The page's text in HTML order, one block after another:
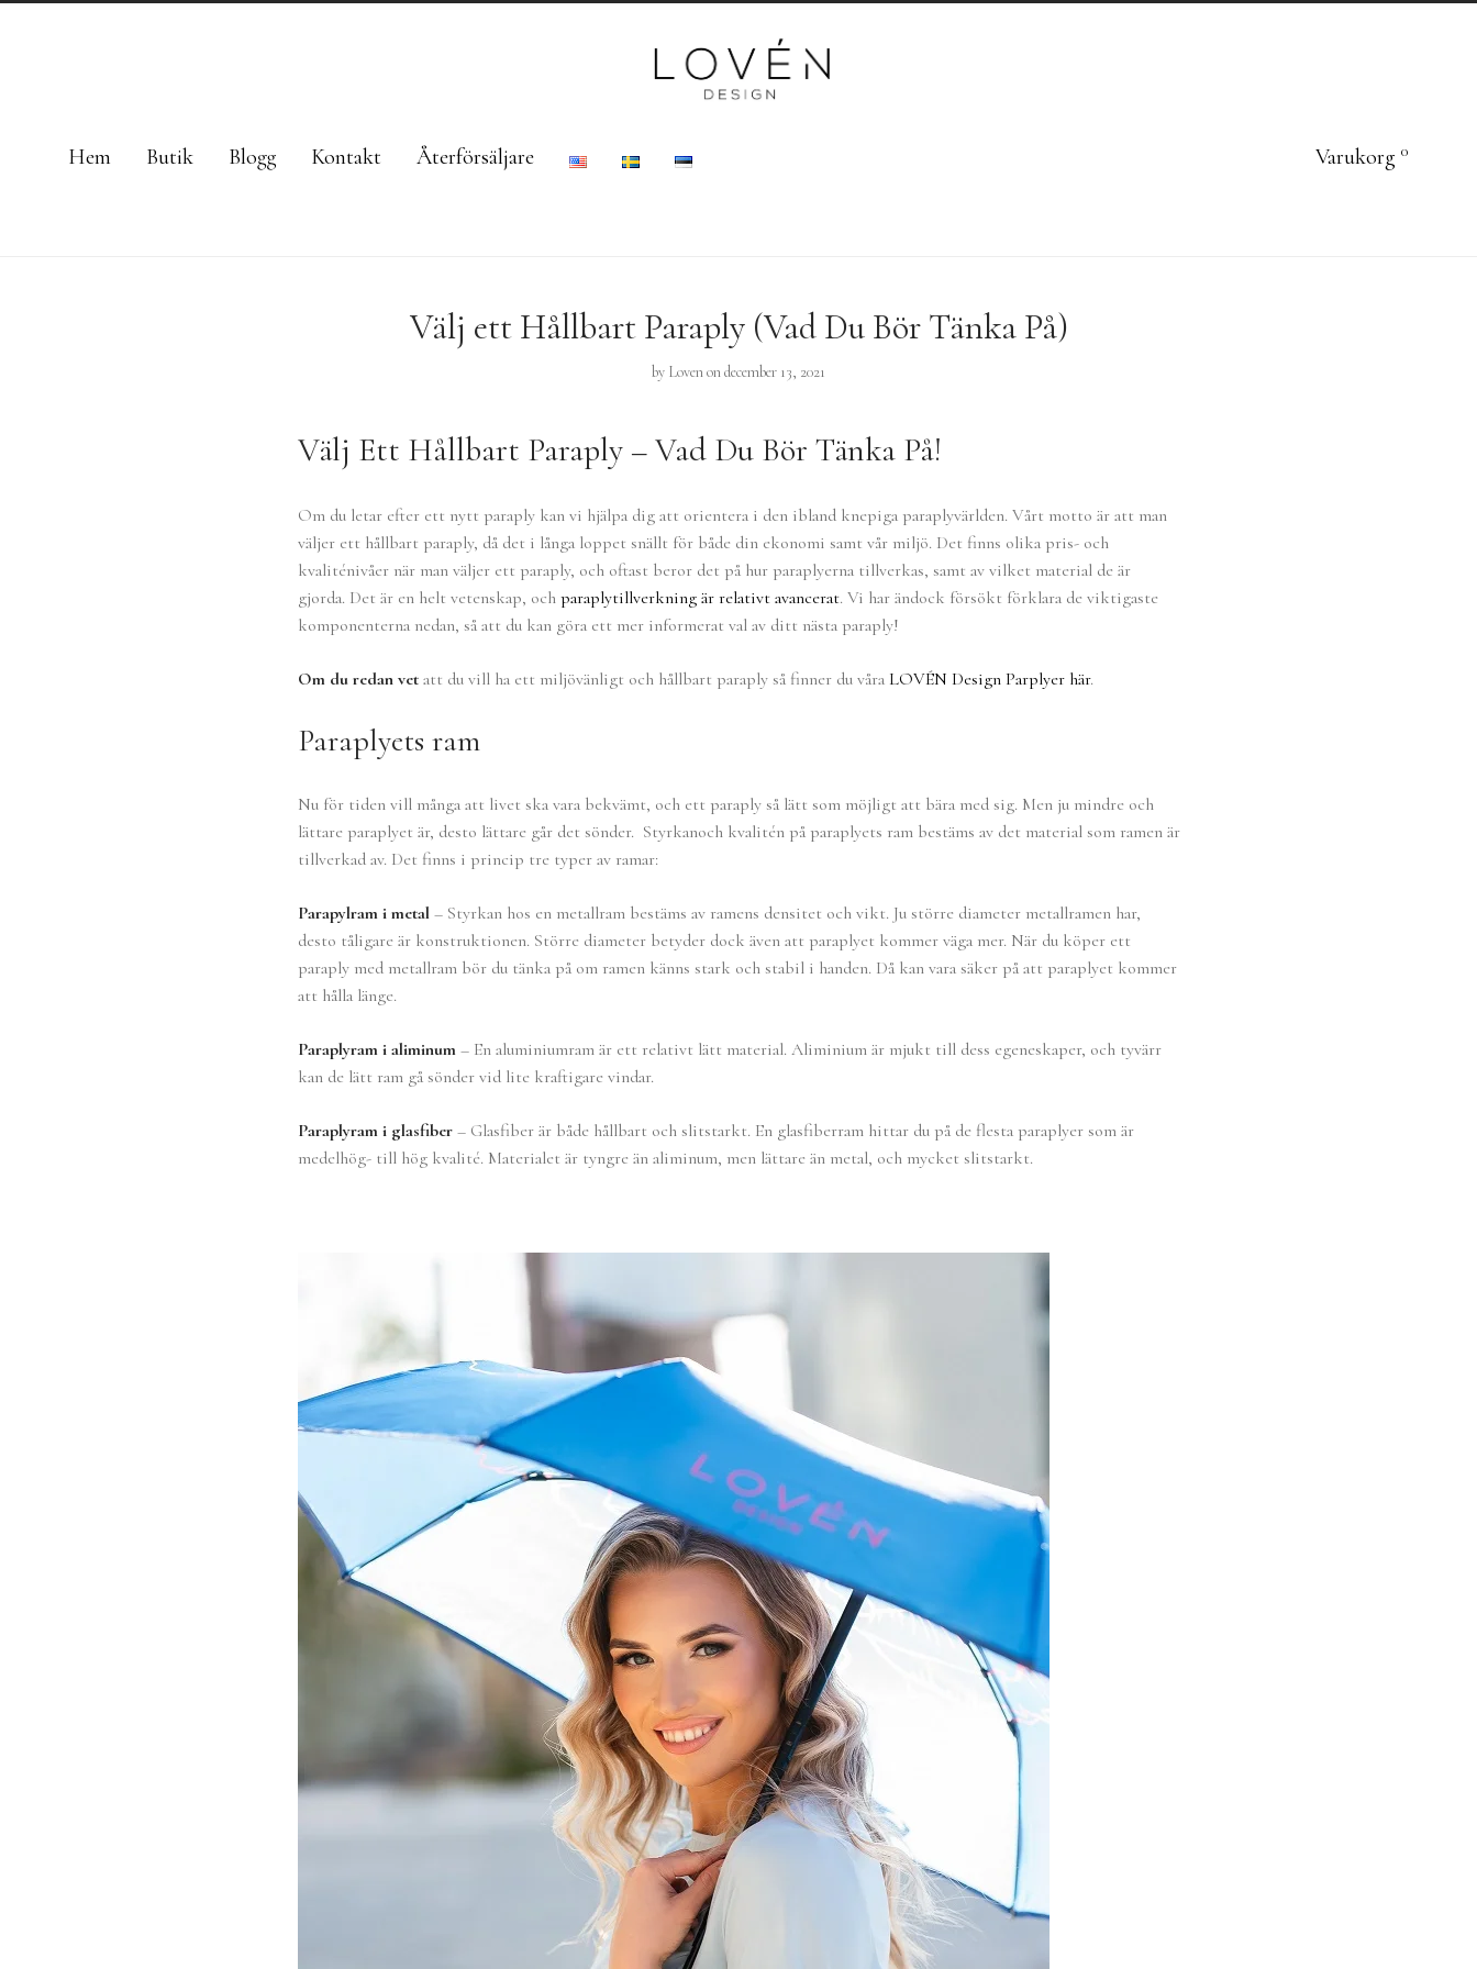
Hem Butik Blogg Kontakt Återförsäljare Varukorg 0
Välj ett Hållbart Paraply (Vad Du Bör Tänka På)
by Lovenon december 13, 2021
Välj Ett Hållbart Paraply – Vad Du Bör Tänka På!
Om du letar efter ett nytt paraply kan vi hjälpa dig att orientera i den ibland knepiga paraplyvärlden. Vårt motto är att man
väljer ett hållbart paraply, då det i långa loppet snällt för både din ekonomi samt vår miljö. Det finns olika pris- och
kvaliténivåer när man väljer ett paraply, och oftast beror det på hur paraplyerna tillverkas, samt av vilket material de är
gjorda. Det är en helt vetenskap, och paraplytillverkning är relativt avancerat. Vi har ändock försökt förklara de viktigaste
komponenterna nedan, så att du kan göra ett mer informerat val av ditt nästa paraply!
Om du redan vetatt du vill ha ett miljövänligt och hållbart paraply så finner du våra LOVÉN Design Parplyer här.
Paraplyets ram
Nu för tiden vill många att livet ska vara bekvämt, och ett paraply så lätt som möjligt att bära med sig. Men ju mindre och
lättare paraplyet är, desto lättare går det sönder. Styrkanoch kvalitén på paraplyets ram bestäms av det material som ramen är
tillverkad av. Det finns i princip tre typer av ramar:
Parapylram i metal– Styrkan hos en metallram bestäms av ramens densitet och vikt. Ju större diameter metallramen har,
desto tåligare är konstruktionen. Större diameter betyder dock även att paraplyet kommer väga mer. När du köper ett
paraply med metallram bör du tänka på om ramen känns stark och stabil i handen. Då kan vara säker på att paraplyet kommer
att hålla länge.
Paraplyram i aliminum– En aluminiumram är ett relativt lätt material. Aliminium är mjukt till dess egeneskaper, och tyvärr
kan de lätt ram gå sönder vid lite kraftigare vindar.
Paraplyram i glasfiber– Glasfiber är både hållbart och slitstarkt. En glasfiberram hittar du på de flesta paraplyer som är
medelhög- till hög kvalité. Materialet är tyngre än aliminum, men lättare än metal, och mycket slitstarkt.